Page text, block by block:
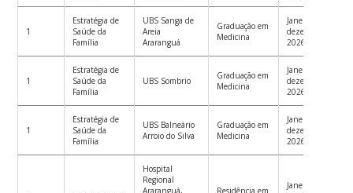
1
Estratégia de
Saúde da
Família
UBS Sanga de
Areia
Araranguá
Graduação em
Medicina
Janeiro a
dezembro
2026
1
Estratégia de
Saúde da
Família
UBS Sombrio
Graduação em
Medicina
Janeiro a
dezembro
2026
1
Estratégia de
Saúde da
Família
UBS Balneário
Arroio do Silva
Graduação em
Medicina
Janeiro a
dezembro
2026
Hospital
Regional
Janeiro a